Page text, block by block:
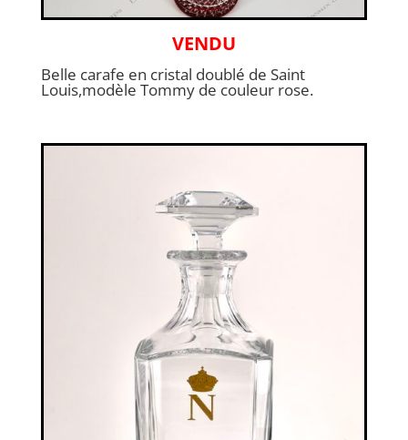
VENDU
Belle carafe en cristal doublé de Saint
Louis,modèle Tommy de couleur rose.